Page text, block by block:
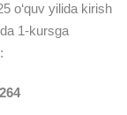
o‘quv yilida kirish
1-kursga